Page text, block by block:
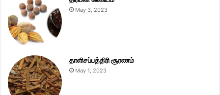
May 3, 2023
தாளிசப்பத்திரி சூரணம்
May 1, 2023